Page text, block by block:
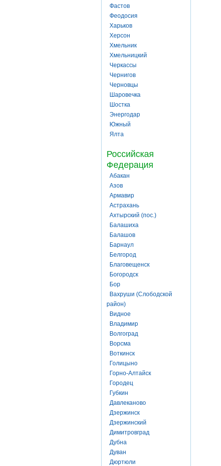
Фастов
Феодосия
Харьков
Херсон
Хмельник
Хмельницкий
Черкассы
Чернигов
Черновцы
Шаровечка
Шостка
Энергодар
Южный
Ялта
Российская
Федерация
Абакан
Азов
Армавир
Астрахань
Ахтырский (пос.)
Балашиха
Балашов
Барнаул
Белгород
Благовещенск
Богородск
Бор
Вахруши (Слободской
район)
Видное
Владимир
Волгоград
Ворсма
Воткинск
Голицыно
Горно-Алтайск
Городец
Губкин
Давлеканово
Дзержинск
Дзержинский
Димитровград
Дубна
Дуван
Дюртюли